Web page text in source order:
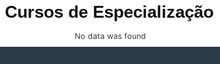
Cursos de Especialização
No data was found